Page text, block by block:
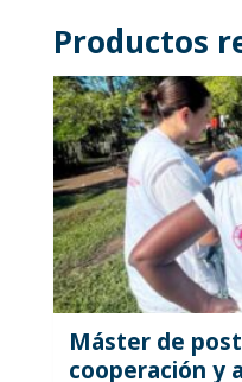
Productos
Máster de
cooperación y